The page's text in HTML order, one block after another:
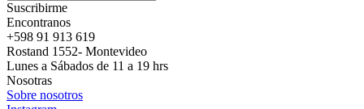
Suscribirme
Encontranos
+598 91 913 619
Rostand 1552- Montevideo
Lunes a Sábados de 11 a 19 hrs
Nosotras
Sobre nosotros